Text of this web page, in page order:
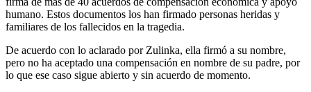
humano. Estos documentos los han firmado personas heridas y
familiares de los fallecidos en la tragedia.
De acuerdo con lo aclarado por Zulinka, ella firmó a su nombre,
pero no ha aceptado una compensación en nombre de su padre, por
lo que ese caso sigue abierto y sin acuerdo de momento.